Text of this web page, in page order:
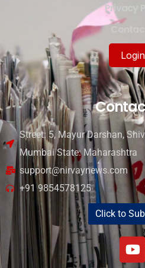
Privacy
Login
Street: 5, Mayur Darshan,
Mumbai State: Maharashtra
support@nirvaynews.com
+91 9854578125
Click to